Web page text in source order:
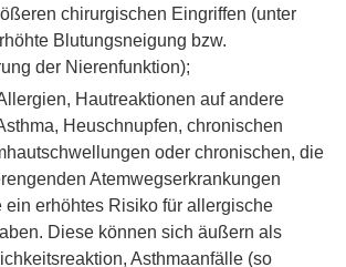
chirurgischen Eingriffen (unter
Blutungsneigung bzw.
der Nierenfunktion);
Hautreaktionen auf andere
Heuschnupfen, chronischen
oder chronischen, die
Atemwegserkrankungen
ein erhöhtes Risiko für allergische
Diese können sich äußern als
Asthmaanfälle (so